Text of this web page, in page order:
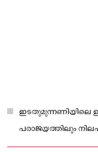
ഇടതുമുന്നണിയിലെ
പരാജയത്തിലും
ബിനോയ് വിശ്വം.